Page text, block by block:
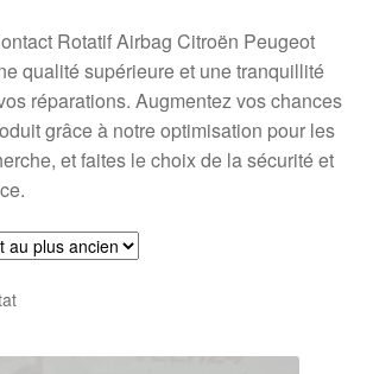
Rotatif Airbag Citroën Peugeot
qualité supérieure et une tranquillité
réparations. Augmentez vos chances
grâce à notre optimisation pour les
et faites le choix de la sécurité et